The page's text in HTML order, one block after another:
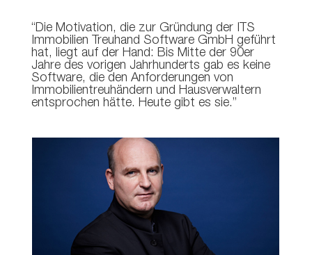
“Die Motivation, die zur Gründung der ITS
Immobilien Treuhand Software GmbH geführt
hat, liegt auf der Hand: Bis Mitte der 90er
Jahre des vorigen Jahrhunderts gab es keine
Software, die den Anforderungen von
Immobilientreuhändern und Hausverwaltern
entsprochen hätte. Heute gibt es sie.”